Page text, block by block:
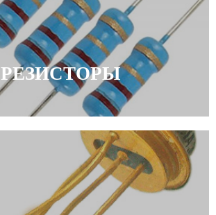
РЕЗИСТОРЫ